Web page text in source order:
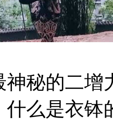
的二增
什么是衣钵